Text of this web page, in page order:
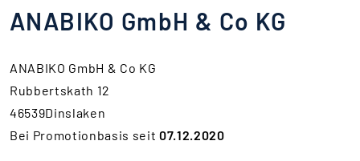
ANABIKO GmbH & Co KG
ANABIKO GmbH & Co KG
Rubbertskath 12
46539Dinslaken
Bei Promotionbasis seit07.12.2020